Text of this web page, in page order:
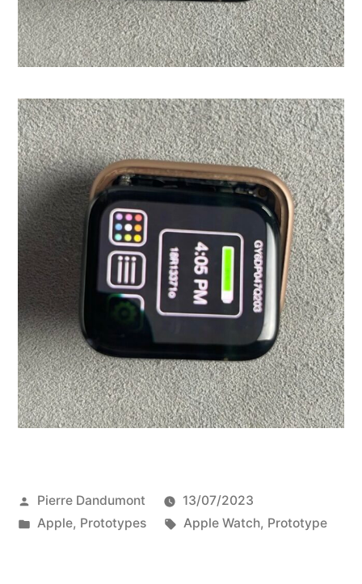
Publié
par
Pierre Dandumont
13/07/2023
Publié
Apple, Prototypes Étiquettes :
Apple Watch, Prototype